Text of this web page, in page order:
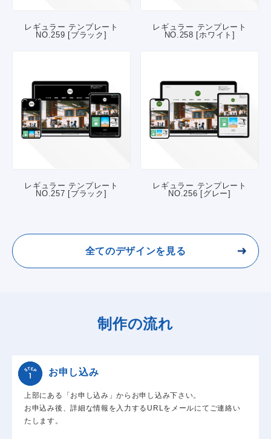
レギュラー テンプレート
NO.259 [ブラック]
レギュラー テンプレート
NO.258 [ホワイト]
レギュラー テンプレート
NO.257 [ブラック]
レギュラー テンプレート
NO.256 [グレー]
全てのデザインを見る
制作の流れ
お申し込み
上部にある「お申し込み」からお申し込み下さい。
お申込み後、詳細な情報を入力するURLをメールにてご連絡い
たします。